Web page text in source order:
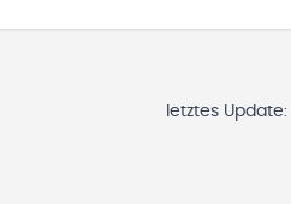
letztes Update: